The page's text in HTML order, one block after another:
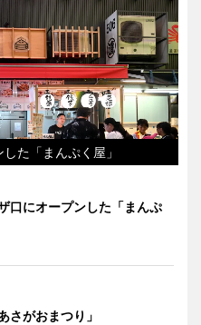
た「まんぷく屋」
口にオープンした「まんぷ
さがおまつり」